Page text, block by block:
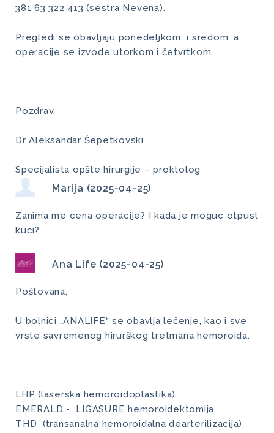
381 63 322 413 (sestra Nevena).
Pregledi se obavljaju ponedeljkom i sredom, a
operacije se izvode utorkom i četvrtkom.
Pozdrav,
Dr Aleksandar Šepetkovski
Specijalista opšte hirurgije – proktolog
Marija (2025-04-25)
Zanima me cena operacije? I kada je moguc otpust
kuci?
Ana Life (2025-04-25)
Poštovana,
U bolnici „ANALIFE“ se obavlja lečenje, kao i sve
vrste savremenog hirurškog tretmana hemoroida.
LHP (laserska hemoroidoplastika)
EMERALD - LIGASURE hemoroidektomija
THD (transanalna hemoroidalna dearterilizacija)